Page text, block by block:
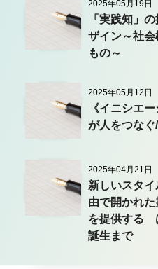
2025年05月19日
「実践知」
ザイン～社
もの～
2025年05月12日
《イニシエ
が人をつな
2025年04月21日
新しいスタ
由で開かれ
を提供する
誕生まで